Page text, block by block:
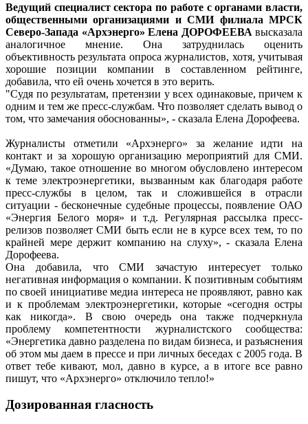
Ведущий специалист сектора по работе с органами власти,
общественными организациями и СМИ филиала МРСК
Северо-Запада «Архэнерго» Елена ДОРОФЕЕВА высказала
аналогичное мнение. Она затруднилась оценить
объективность результата опроса журналистов, хотя, учитывая
хорошие позиции компании в составленном рейтинге,
добавила, что ей очень хочется в это верить.
"Судя по результатам, претензии у всех одинаковые, причем к
одним и тем же пресс-службам. Что позволяет сделать вывод о
том, что замечания обоснованны», - сказала Елена Дорофеева.
Журналисты отметили «Архэнерго» за желание идти на
контакт и за хорошую организацию мероприятий для СМИ.
«Думаю, такое отношение во многом обусловлено интересом
к теме электроэнергетики, вызванным как благодаря работе
пресс-службы в целом, так и сложившейся в отрасли
ситуации - бесконечные судебные процессы, появление ОАО
«Энергия Белого моря» и т.д. Регулярная рассылка пресс-
релизов позволяет СМИ быть если не в курсе всех тем, то по
крайней мере держит компанию на слуху», - сказала Елена
Дорофеева.
Она добавила, что СМИ зачастую интересует только
негативная информация о компании. К позитивным событиям
по своей инициативе медиа интереса не проявляют, равно как
и к проблемам электроэнергетики, которые «сегодня остры
как никогда». В свою очередь она также подчеркнула
проблему компетентности журналистского сообщества:
«Энергетика давно разделена по видам бизнеса, и разъяснения
об этом мы даем в прессе и при личных беседах с 2005 года. В
ответ тебе кивают, мол, давно в курсе, а в итоге все равно
пишут, что «Архэнерго» отключило тепло!»
Дозированная гласность